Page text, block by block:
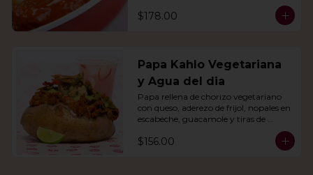
$178.00
Papa Kahlo Vegetariana
y Agua del dia
Papa rellena de chorizo vegetariano
con queso, aderezo de frijol, nopales en
escabeche, guacamole y tiras de
$156.00